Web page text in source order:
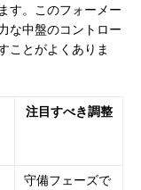
す。このフォーメー
な中盤のコントロー
ことがよくありま
注目すべき調整
守備フェーズで